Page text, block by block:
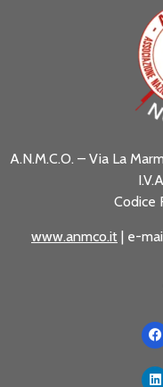
A.N.M.C.O. – Via La
Codice
www.anmco.it | e-